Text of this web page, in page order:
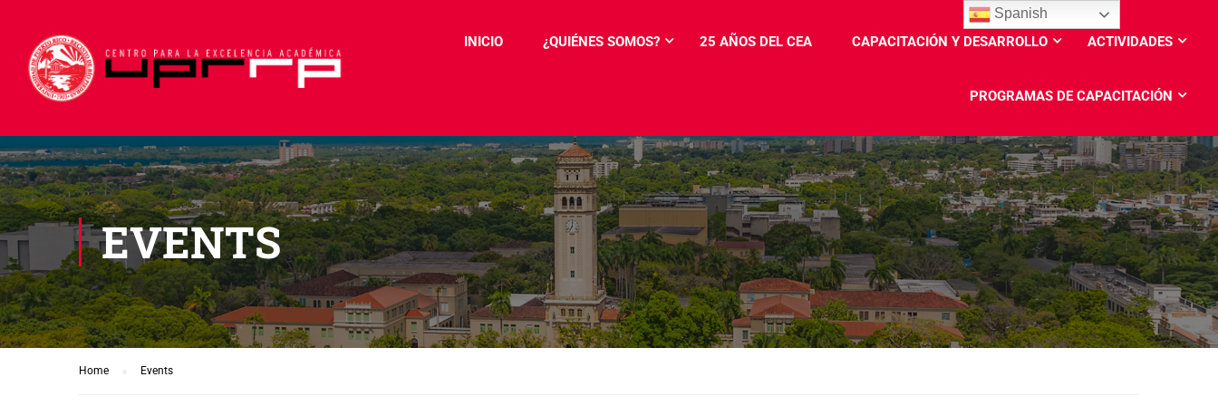
INICIO ¿QUIÉNES SOMOS? 25 AÑOS DEL CEA CAPACITACIÓN Y DESARROLLO ACTIVIDADES
PROGRAMAS DE CAPACITACIÓN
EVENTS
Home Events
Spanish